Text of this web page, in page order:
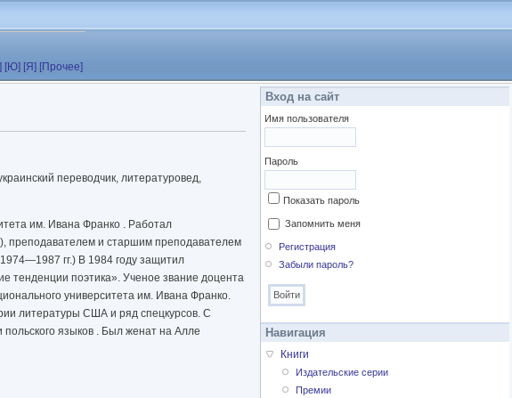
[Ю] [Я] [Прочее]
переводчик, литературовед,
им. Ивана Франко . Работал
преподавателем и старшим преподавателем
гг.) В 1984 году защитил
тенденции поэтика». Ученое звание доцента
университета им. Ивана Франко.
литературы США и ряд спецкурсов. С
языков . Был женат на Алле
Вход на сайт
Имя пользователя
Пароль
Показать пароль
Запомнить меня
Регистрация
Забыли пароль?
Навигация
Книги
Издательские серии
Премии